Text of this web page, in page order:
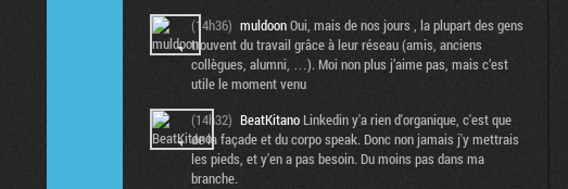
(14h36) muldoonOui, mais de nos jours , la plupart des gens
trouvent du travail grâce à leur réseau (amis, anciens
collègues, alumni, …). Moi non plus j’aime pas, mais c’est
utile le moment venu
(14h32) BeatKitano Linkedin y'a rien d'organique, c'est que
de la façade et du corpo speak. Donc non jamais j'y mettrais
les pieds, et y'en a pas besoin. Du moins pas dans ma
branche.